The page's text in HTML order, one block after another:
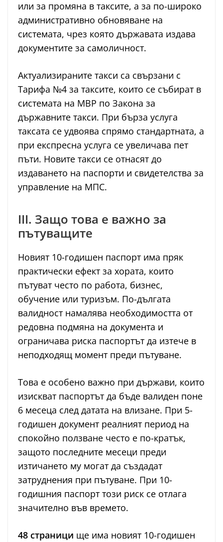
или за промяна в таксите, а за по-широко
административно обновяване на
системата, чрез която държавата издава
документите за самоличност.
Актуализираните такси са свързани с
Тарифа №4 за таксите, които се събират в
системата на МВР по Закона за
държавните такси. При бърза услуга
таксата се удвоява спрямо стандартната, а
при експресна услуга се увеличава пет
пъти. Новите такси се отнасят до
издаването на паспорти и свидетелства за
управление на МПС.
III. Защо това е важно за
пътуващите
Новият 10-годишен паспорт има пряк
практически ефект за хората, които
пътуват често по работа, бизнес,
обучение или туризъм. По-дългата
валидност намалява необходимостта от
редовна подмяна на документа и
ограничава риска паспортът да изтече в
неподходящ момент преди пътуване.
Това е особено важно при държави, които
изискват паспортът да бъде валиден поне
6 месеца след датата на влизане. При 5-
годишен документ реалният период на
спокойно ползване често е по-кратък,
защото последните месеци преди
изтичането му могат да създадат
затруднения при пътуване. При 10-
годишния паспорт този риск се отлага
значително във времето.
48 страници ще има новият 10-годишен